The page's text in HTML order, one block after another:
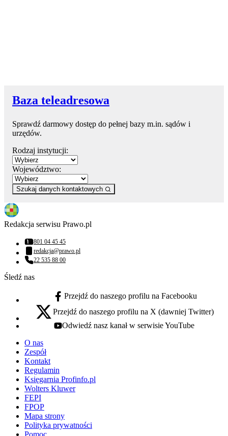
Baza teleadresowa
Sprawdź darmowy dostęp do pełnej bazy m.in. sądów i
urzędów.
Rodzaj instytucji:
Województwo:
Szukaj danych kontaktowych
Redakcja serwisu Prawo.pl
Numer telefonu:
801 04 45 45
Adres email:
redakcja@prawo.pl
Numer telefonu:
22 535 88 00
Śledź nas
facebook - otwiera się w nowej karcie
Przejdź do naszego profilu na Facebooku
x - otwiera się w nowej karcie
Przejdź do naszego profilu na X (dawniej Twitter)
youtube - otwiera się w nowej karcie
Odwiedź nasz kanał w serwisie YouTube
O nas
Zespół
Kontakt
Regulamin
Księgarnia Profinfo.pl
Wolters Kluwer
FEPI
FPOP
Mapa strony
Polityka prywatności
Pomoc